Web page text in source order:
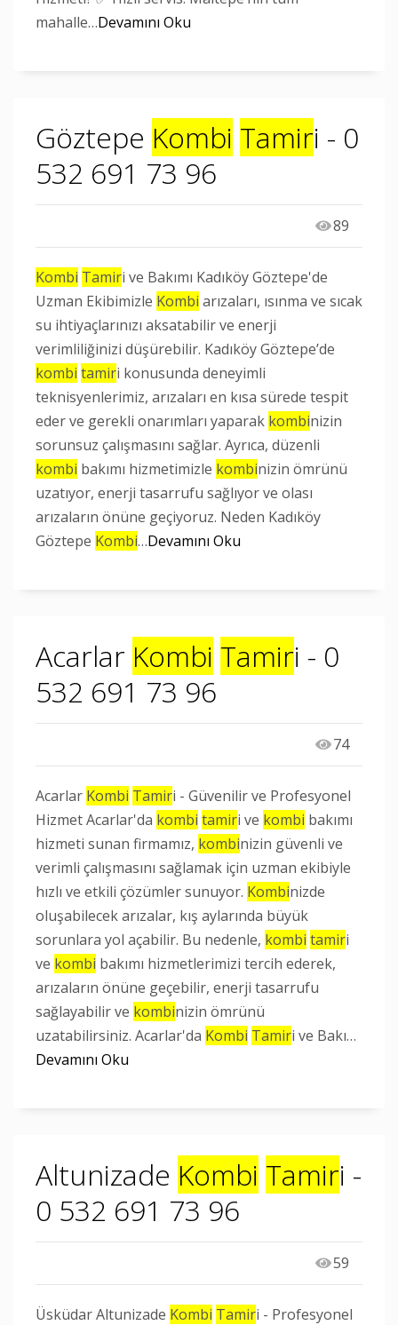
mahalle…Devamını Oku
Göztepe Kombi Tamiri - 0
532 691 73 96
89
Kombi Tamiri ve Bakımı Kadıköy Göztepe'de
Uzman Ekibimizle Kombi arızaları, ısınma ve sıcak
su ihtiyaçlarınızı aksatabilir ve enerji
verimliliğinizi düşürebilir. Kadıköy Göztepe’de
kombi tamiri konusunda deneyimli
teknisyenlerimiz, arızaları en kısa sürede tespit
eder ve gerekli onarımları yaparak kombinizin
sorunsuz çalışmasını sağlar. Ayrıca, düzenli
kombi bakımı hizmetimizle kombinizin ömrünü
uzatıyor, enerji tasarrufu sağlıyor ve olası
arızaların önüne geçiyoruz. Neden Kadıköy
Göztepe Kombi…Devamını Oku
Acarlar Kombi Tamiri - 0
532 691 73 96
74
Acarlar Kombi Tamiri - Güvenilir ve Profesyonel
Hizmet Acarlar'da kombi tamiri ve kombi bakımı
hizmeti sunan firmamız, kombinizin güvenli ve
verimli çalışmasını sağlamak için uzman ekibiyle
hızlı ve etkili çözümler sunuyor. Kombinizde
oluşabilecek arızalar, kış aylarında büyük
sorunlara yol açabilir. Bu nedenle, kombi tamiri
ve kombi bakımı hizmetlerimizi tercih ederek,
arızaların önüne geçebilir, enerji tasarrufu
sağlayabilir ve kombinizin ömrünü
uzatabilirsiniz. Acarlar'da Kombi Tamiri ve Bakı…
Devamını Oku
Altunizade Kombi Tamiri -
0 532 691 73 96
59
Üsküdar Altunizade Kombi Tamiri - Profesyonel